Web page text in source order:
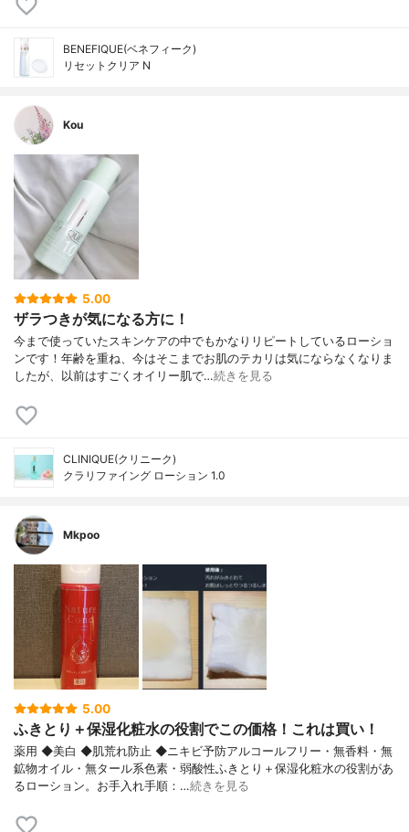
BENEFIQUE(ベネフィーク)
リセットクリア N
Kou
5.00
ザラつきが気になる方に！
今まで使っていたスキンケアの中でもかなりリピートしているローショ
ンです！年齢を重ね、今はそこまでお肌のテカリは気にならなくなりま
したが、以前はすごくオイリー肌で…続きを見る
CLINIQUE(クリニーク)
クラリファイング ローション 1.0
Mkpoo
5.00
ふきとり＋保湿化粧水の役割でこの価格！これは買い！
薬用 ◆美白 ◆肌荒れ防止 ◆ニキビ予防アルコールフリー・無香料・無
鉱物オイル・無タール系色素・弱酸性ふきとり＋保湿化粧水の役割があ
るローション。お手入れ手順：…続きを見る